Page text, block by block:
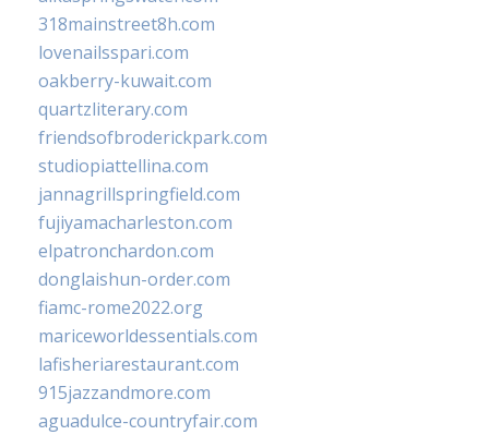
318mainstreet8h.com
lovenailsspari.com
oakberry-kuwait.com
quartzliterary.com
friendsofbroderickpark.com
studiopiattellina.com
jannagrillspringfield.com
fujiyamacharleston.com
elpatronchardon.com
donglaishun-order.com
fiamc-rome2022.org
mariceworldessentials.com
lafisheriarestaurant.com
915jazzandmore.com
aguadulce-countryfair.com